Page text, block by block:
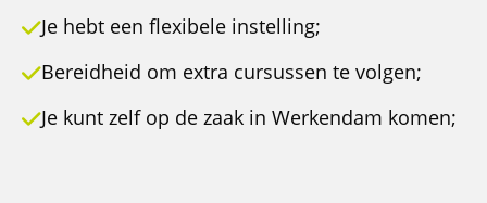
Je hebt een flexibele instelling;
Bereidheid om extra cursussen te volgen;
Je kunt zelf op de zaak in Werkendam komen;